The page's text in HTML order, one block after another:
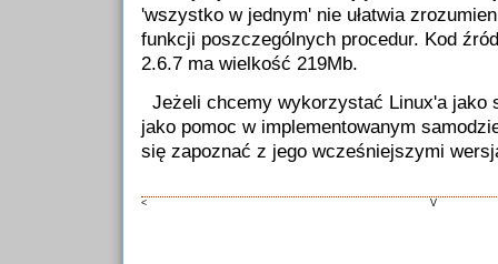
'wszystko w jednym' nie ułatwia
funkcji poszczególnych procedur. Kod
2.6.7 ma wielkość 219Mb.
Jeżeli chcemy wykorzystać Linux'a jako
jako pomoc w implementowanym
się zapoznać z jego wcześniejszymi
< V